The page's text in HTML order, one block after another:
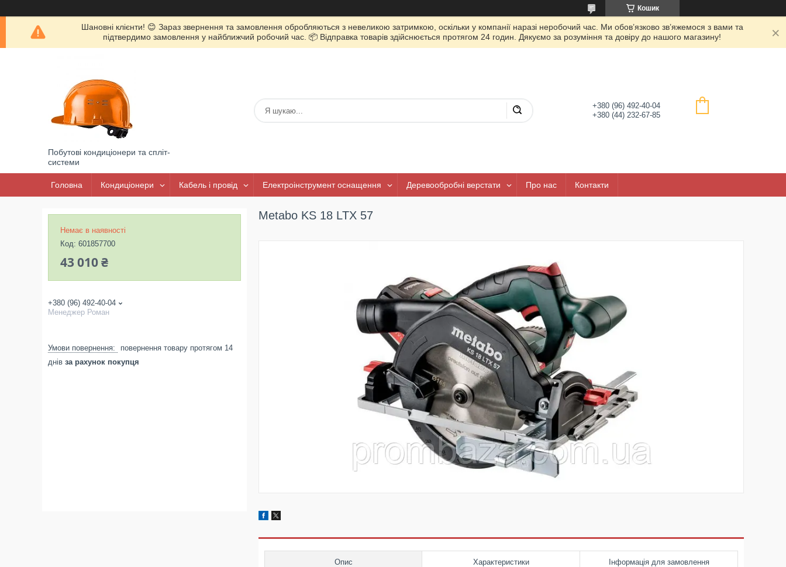
Кошик
Шановні клієнти! 😊 Зараз звернення та замовлення обробляються з невеликою затримкою, оскільки у компанії наразі неробочий час. Ми обов’язково зв’яжемося з вами та
підтвердимо замовлення у найближчий робочий час. 📦 Відправка товарів здійснюється протягом 24 годин. Дякуємо за розуміння та довіру до нашого магазину!
Побутові кондиціонери та спліт-
системи
+380 (96) 492-40-04
+380 (44) 232-67-85
Головна Кондиціонери Кабель і провід Електроінструмент оснащення Деревообробні верстати Про нас Контакти
Metabo KS 18 LTX 57
Опис Характеристики Інформація для замовлення
Немає в наявності
Код: 601857700
43 010 ₴
+380 (96) 492-40-04
Менеджер Роман
повернення товару протягом 14
днів за рахунок покупця